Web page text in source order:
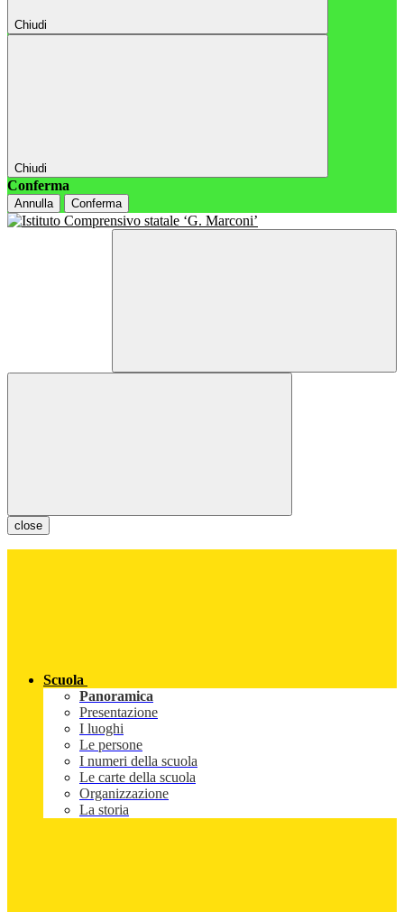
Chiudi
Chiudi
Conferma
Annulla Conferma
close
Scuola
Panoramica
Presentazione
I luoghi
Le persone
I numeri della scuola
Le carte della scuola
Organizzazione
La storia